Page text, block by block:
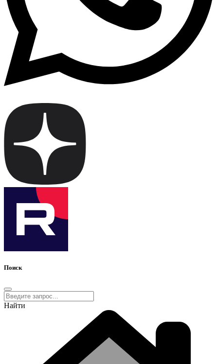
Поиск
Найти